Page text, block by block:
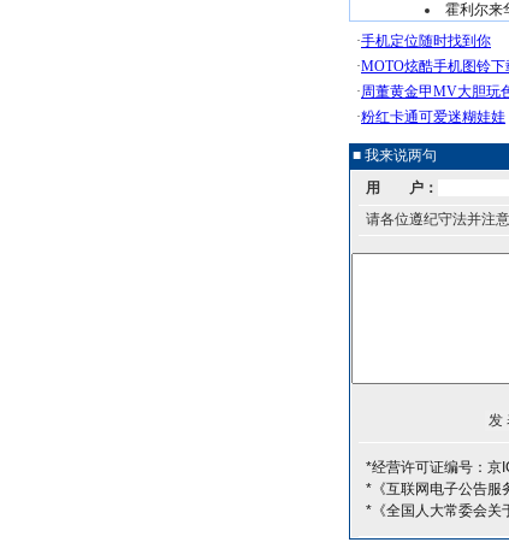
霍利尔来
■ 我来说两句
用 户：
请各位遵纪守法并注意
*经营许可证编号：京
*《互联网电子公告服
*《全国人大常委会关